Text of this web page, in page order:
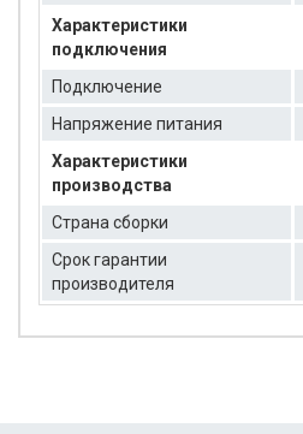
Характеристики
подключения
Подключение
Напряжение питания
Характеристики
производства
Страна сборки
Срок гарантии
производителя